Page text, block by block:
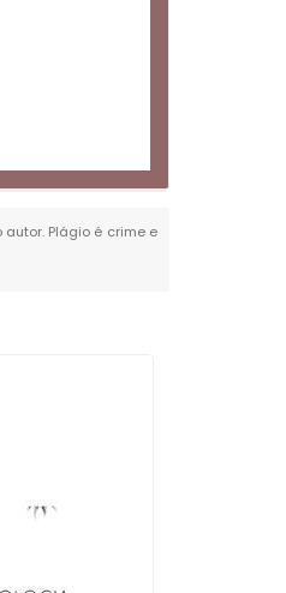
Plágio é crime e